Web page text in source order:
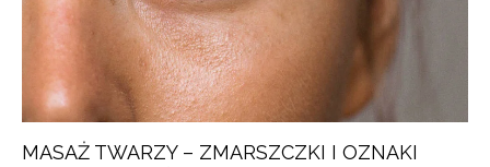
MASAŻ TWARZY – ZMARSZCZKI I OZNAKI